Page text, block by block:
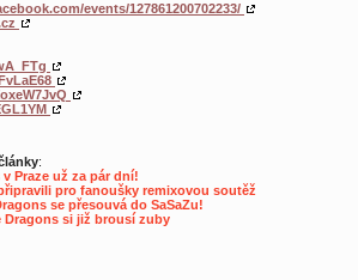
events/127861200702233/
:
Praze už za pár dní!
pro fanoušky remixovou soutěž
se přesouvá do SaSaZu!
Dragons si již brousí zuby